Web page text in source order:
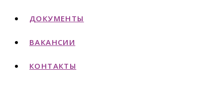
ДОКУМЕНТЫ
ВАКАНСИИ
КОНТАКТЫ